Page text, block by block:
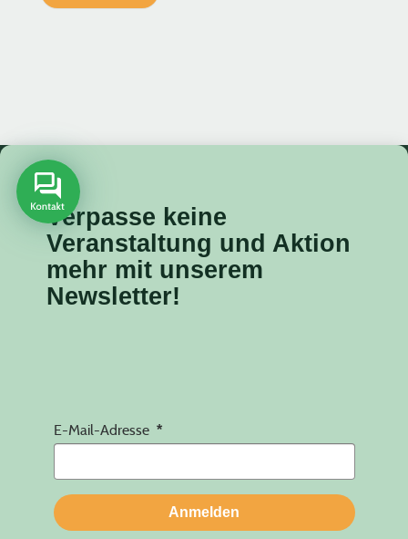
Verpasse keine
Veranstaltung und Aktion
mehr mit unserem
Newsletter!
E-Mail-Adresse
Anmelden